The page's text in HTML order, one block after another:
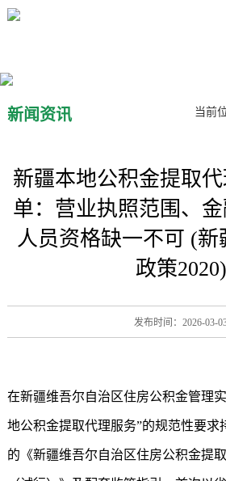
新闻资讯 当前
新疆本地公积金提取
单：营业执照范围、
人员资格缺一不可 (新
政策2020)
发布时间：2026-03-
在新疆维吾尔自治区住房公积金管理
地公积金提取代理服务”的规范性要求
的《新疆维吾尔自治区住房公积金提